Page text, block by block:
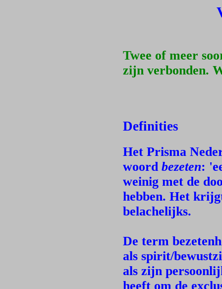
Twee of meer
zijn verbonden.
Definities
Het Prisma
woord bezeten:
weinig met de
hebben. Het
belachelijks.
De term
als spirit/
als zijn
heeft om de